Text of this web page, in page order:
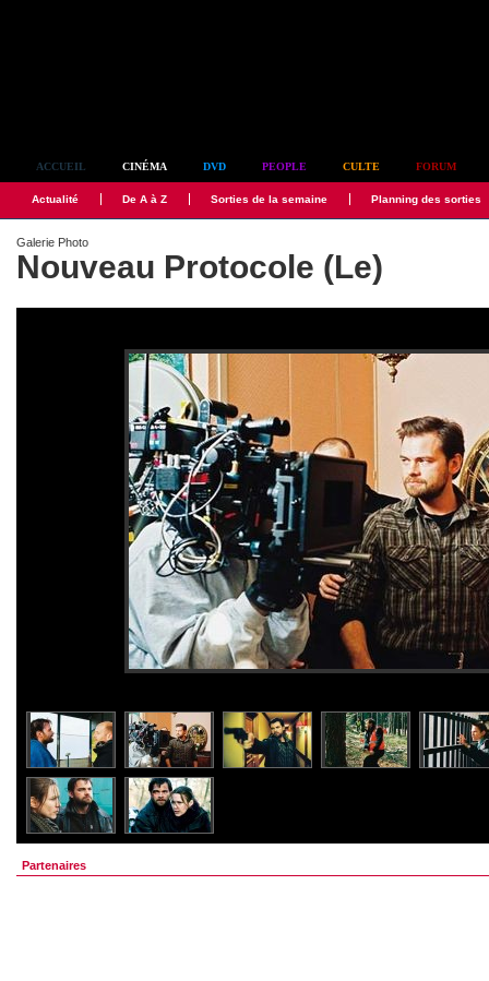
ACCUEIL CINÉMA DVD PEOPLE CULTE FORUM
Actualité De A à Z Sorties de la semaine Planning des sorties
Galerie Photo
Nouveau Protocole (Le)
Partenaires